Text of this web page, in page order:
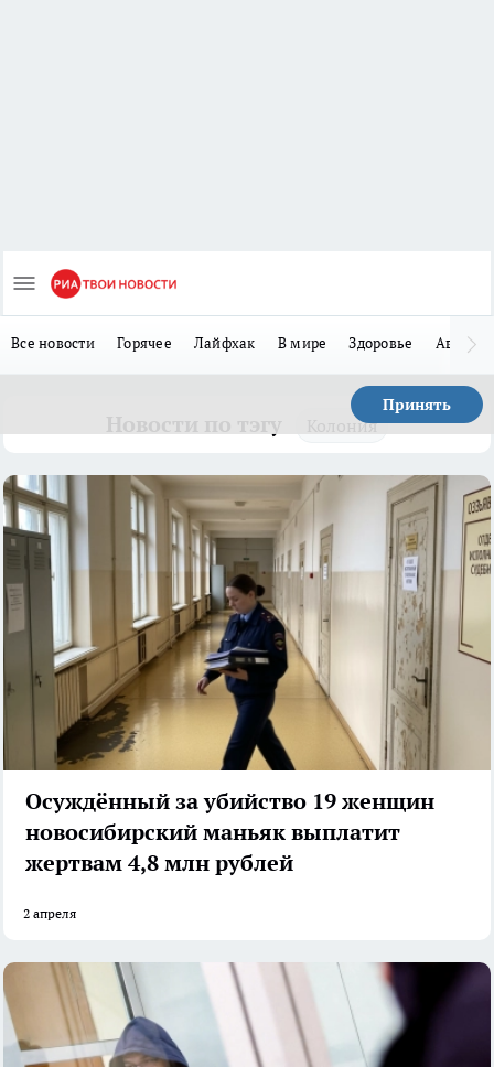
Все новости Горячее Лайфхак В мире Здоровье Авто
Принять
Колония
Осуждённый за убийство 19 женщин
новосибирский маньяк выплатит
жертвам 4,8 млн рублей
2 апреля